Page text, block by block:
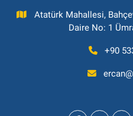
Atatürk Mahallesi,
Daire No: 1
+90